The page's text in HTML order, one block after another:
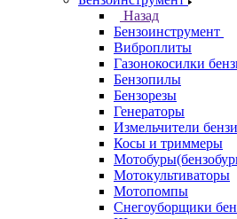
Назад
Бензоинструмент
Виброплиты
Газонокосилки
Бензопилы
Бензорезы
Генераторы
Измельчители
Косы и триммеры
Мотокультиваторы
Мотопомпы
Снегоуборщики